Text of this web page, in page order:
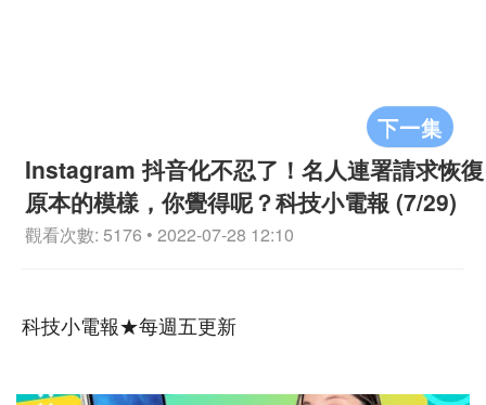
下一集
Instagram 抖音化不忍了！名人連署請求恢復
原本的模樣，你覺得呢？科技小電報 (7/29)
觀看次數: 5176 • 2022-07-28 12:10
科技小電報★每週五更新